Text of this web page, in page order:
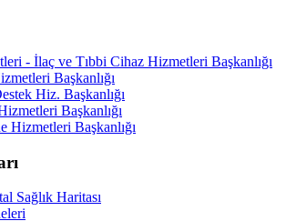
- İlaç ve Tıbbi Cihaz Hizmetleri Başkanlığı
Başkanlığı
Hiz. Başkanlığı
Başkanlığı
Hizmetleri Başkanlığı
Sağlık Haritası